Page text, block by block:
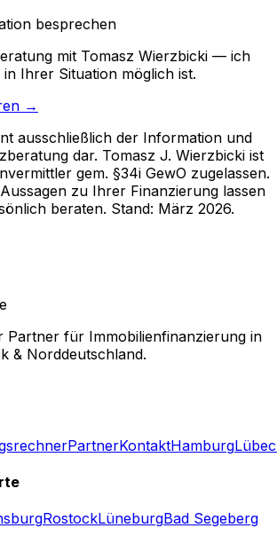
besprechen
mit Tomasz Wierzbicki — ich
Ihrer Situation möglich ist.
→
ausschließlich der Information und
dar. Tomasz J. Wierzbicki ist
gem. §34i GewO zugelassen.
zu Ihrer Finanzierung lassen
beraten. Stand: März 2026.
Partner für Immobilienfinanzierung in
& Norddeutschland.
PartnerKontaktHamburg
RostockLüneburgBad Segeberg